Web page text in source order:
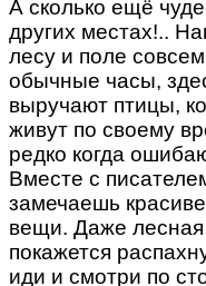
А сколько ещё
других местах!..
лесу и поле
обычные часы,
выручают птицы,
живут по своему
редко когда
Вместе с
замечаешь
вещи. Даже лесная
покажется
иди и смотри по